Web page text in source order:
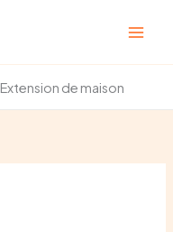
Extension de maison